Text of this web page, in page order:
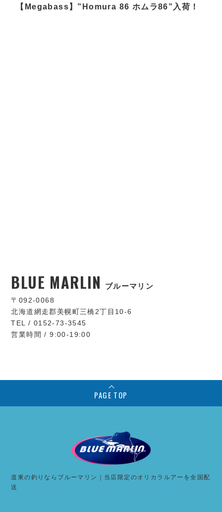
【Megabass】”Homura 86 ホムラ86”入荷！
BLUE MARLIN ブルーマリン
〒092-0068
北海道網走郡美幌町三橋2丁目10-6
TEL / 0152-73-3545
営業時間 / 9:00-19:00
PAGE TOP
道東の釣りならブルーマリン｜当店限定のオリカラルアーを全国配
送